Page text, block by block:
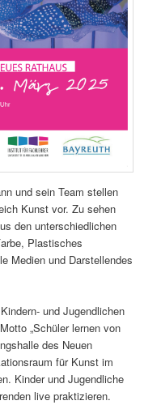
und sein Team stellen
Kunst vor. Zu sehen
den unterschiedlichen
Plastisches
Medien und Darstellendes
und Jugendlichen
„Schüler lernen von
des Neuen
für Kunst im
Kinder und Jugendliche
live praktizieren.